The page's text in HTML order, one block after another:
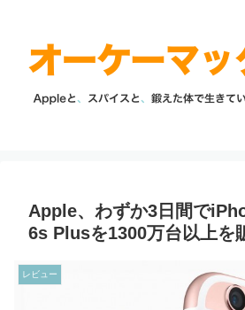
Apple、わずか3日間で
6s Plusを1300万台以上を
レビュー